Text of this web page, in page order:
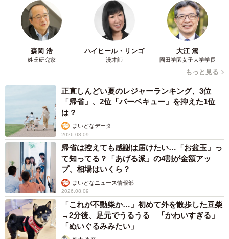
森岡 浩
姓氏研究家
ハイヒール・リンゴ
漫才師
大江 篤
園田学園女子大学学長
もっと見る
正直しんどい夏のレジャーランキング、3位
「帰省」、2位「バーベキュー」を抑えた1位
は？
まいどなデータ
2026.08.09
帰省は控えても感謝は届けたい…「お盆玉」っ
て知ってる？「あげる派」の4割が金額アッ
プ、相場はいくら？
まいどなニュース情報部
2026.08.09
「これが不動柴か…」初めて外を散歩した豆柴
→2分後、足元でうるうる 「かわいすぎる」
「ぬいぐるみみたい」